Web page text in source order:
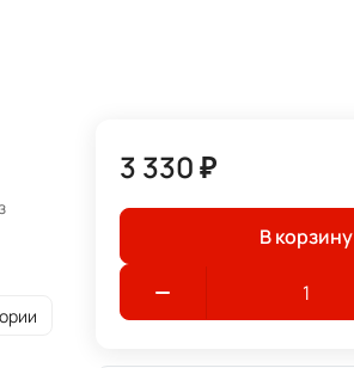
3 330 ₽
В корзину